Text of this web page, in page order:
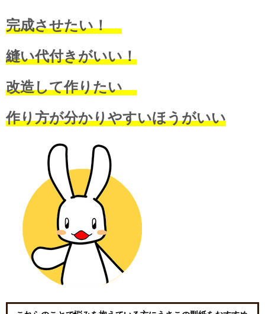
完成させたい！
縫い代付きがいい！
改造して作りたい
作り方が分かりやすいほうがいい